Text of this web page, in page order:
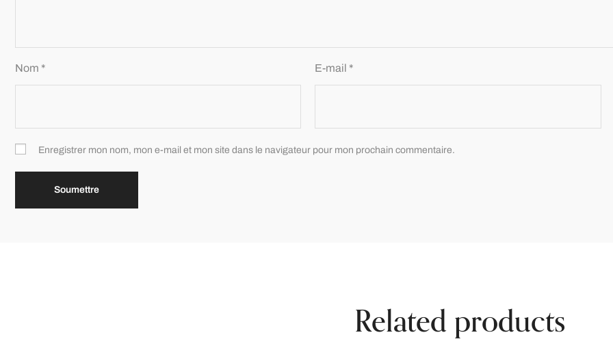
Nom * E-mail *
Enregistrer mon nom, mon e-mail et mon site dans le navigateur pour mon prochain commentaire.
Related products